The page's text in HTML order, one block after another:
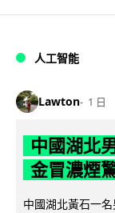
人工智能
Lawton 1 日
中國湖北
金冒濃煙
中國湖北黃石一